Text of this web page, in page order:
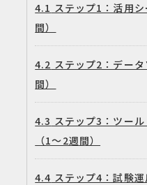
4.1 ステップ1：活用
間）
4.2 ステップ2：デー
間）
4.3 ステップ3：ツー
（1〜2週間）
4.4 ステップ4：試験運